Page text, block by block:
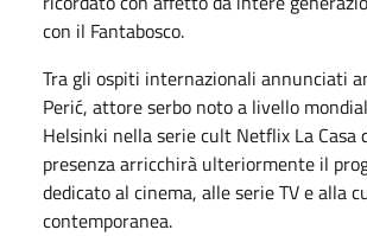
con il Fantabosco.
Tra gli ospiti internazionali annunciati
Perić, attore serbo noto a livello
Helsinki nella serie cult Netflix La Casa
presenza arricchirà ulteriormente il
dedicato al cinema, alle serie TV e alla
contemporanea.